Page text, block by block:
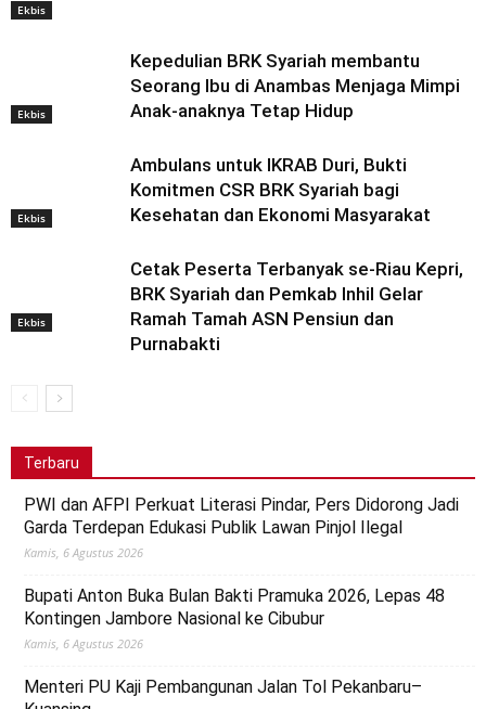
Ekbis
Ekbis
Kepedulian BRK Syariah membantu
Seorang Ibu di Anambas Menjaga Mimpi
Anak-anaknya Tetap Hidup
Ekbis
Ambulans untuk IKRAB Duri, Bukti
Komitmen CSR BRK Syariah bagi
Kesehatan dan Ekonomi Masyarakat
Ekbis
Cetak Peserta Terbanyak se-Riau Kepri,
BRK Syariah dan Pemkab Inhil Gelar
Ramah Tamah ASN Pensiun dan
Purnabakti
Terbaru
PWI dan AFPI Perkuat Literasi Pindar, Pers Didorong Jadi
Garda Terdepan Edukasi Publik Lawan Pinjol Ilegal
Kamis, 6 Agustus 2026
Bupati Anton Buka Bulan Bakti Pramuka 2026, Lepas 48
Kontingen Jambore Nasional ke Cibubur
Kamis, 6 Agustus 2026
Menteri PU Kaji Pembangunan Jalan Tol Pekanbaru–